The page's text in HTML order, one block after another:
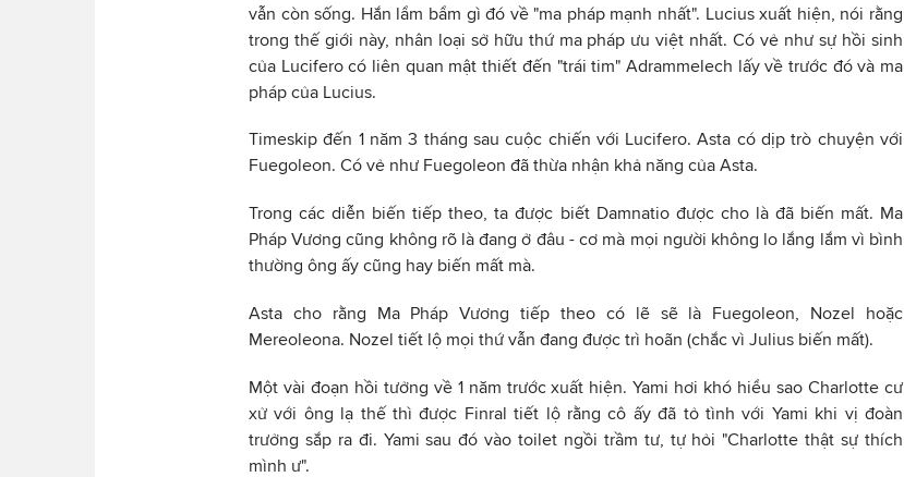
vẫn còn sống. Hắn lẩm bẩm gì đó về "ma pháp mạnh nhất". Lucius xuất hiện, nói rằng
trong thế giới này, nhân loại sở hữu thứ ma pháp ưu việt nhất. Có vẻ như sự hồi sinh
của Lucifero có liên quan mật thiết đến "trái tim" Adrammelech lấy về trước đó và ma
pháp của Lucius.
Timeskip đến 1 năm 3 tháng sau cuộc chiến với Lucifero. Asta có dịp trò chuyện với
Fuegoleon. Có vẻ như Fuegoleon đã thừa nhận khả năng của Asta.
Trong các diễn biến tiếp theo, ta được biết Damnatio được cho là đã biến mất. Ma
Pháp Vương cũng không rõ là đang ở đâu - cơ mà mọi người không lo lắng lắm vì bình
thường ông ấy cũng hay biến mất mà.
Asta cho rằng Ma Pháp Vương tiếp theo có lẽ sẽ là Fuegoleon, Nozel hoặc
Mereoleona. Nozel tiết lộ mọi thứ vẫn đang được trì hoãn (chắc vì Julius biến mất).
Một vài đoạn hồi tưởng về 1 năm trước xuất hiện. Yami hơi khó hiểu sao Charlotte cư
xử với ông lạ thế thì được Finral tiết lộ rằng cô ấy đã tỏ tình với Yami khi vị đoàn
trưởng sắp ra đi. Yami sau đó vào toilet ngồi trầm tư, tự hỏi "Charlotte thật sự thích
mình ư".